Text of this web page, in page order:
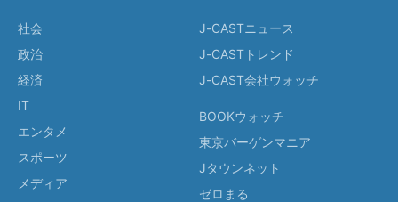
社会
政治
経済
IT
エンタメ
スポーツ
メディア
J-CASTニュース
J-CASTトレンド
J-CAST会社ウォッチ
BOOKウォッチ
東京バーゲンマニア
Jタウンネット
ゼロまる